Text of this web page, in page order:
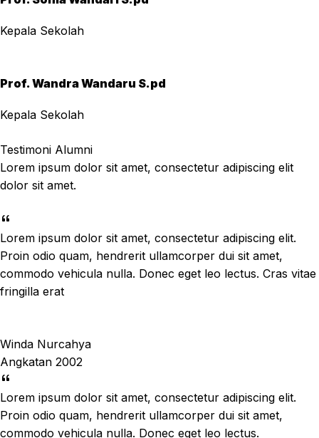
Kepala Sekolah
Prof. Wandra Wandaru S.pd
Kepala Sekolah
Testimoni Alumni
Lorem ipsum dolor sit amet, consectetur adipiscing elit
dolor sit amet.
Lorem ipsum dolor sit amet, consectetur adipiscing elit.
Proin odio quam, hendrerit ullamcorper dui sit amet,
commodo vehicula nulla. Donec eget leo lectus. Cras vitae
fringilla erat
Winda Nurcahya
Angkatan 2002
Lorem ipsum dolor sit amet, consectetur adipiscing elit.
Proin odio quam, hendrerit ullamcorper dui sit amet,
commodo vehicula nulla. Donec eget leo lectus.